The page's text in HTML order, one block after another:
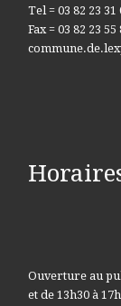
Tel = 03 82 23 31
Fax = 03 82 23 55
Ouverture au
et de 13h30 à